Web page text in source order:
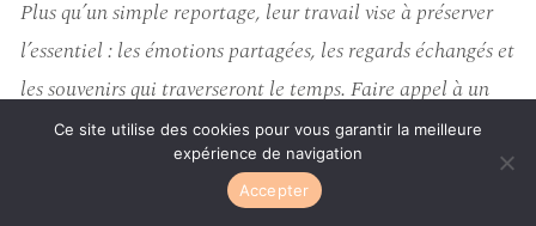
Plus qu’un simple reportage, leur travail vise à préserver
l’essentiel : les émotions partagées, les regards échangés et
les souvenirs qui traverseront le temps. Faire appel à un
duo photo et vidéodemariageàLausanne, c’est choisir
une approche cohérente, humaine et profondément
Ce site utilise des cookies pour vous garantir la meilleure
expérience de navigation
Accepter